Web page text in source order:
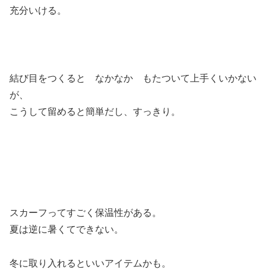
充分いける。
結び目をつくると なかなか もたついて上手くいかない
が、
こうして留めると簡単だし、すっきり。
スカーフってすごく保温性がある。
夏は逆に暑くてできない。
冬に取り入れるといいアイテムかも。